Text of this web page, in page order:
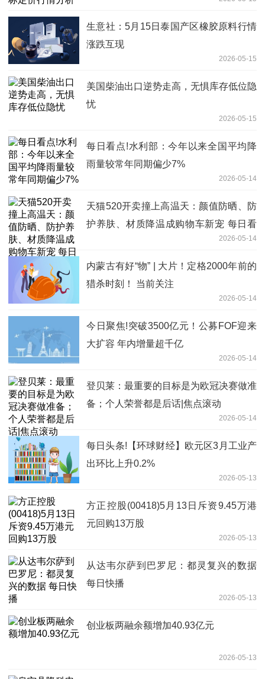
生意社：5月15日泰国产区橡胶原料行情
涨跌互现
2026-05-15
美国柴油出口逆势走高，无惧库存低位隐
忧
2026-05-15
每日看点!水利部：今年以来全国平均降
雨量较常年同期偏少7%
2026-05-14
天猫520开卖撞上高温天：颜值防晒、防
护养肤、材质降温成购物车新宠 每日看
2026-05-14
内蒙古有好“物” | 大片！定格2000年前的
猎杀时刻！ 当前关注
2026-05-14
今日聚焦!突破3500亿元！公募FOF迎来
大扩容 年内增量超千亿
2026-05-14
登贝莱：最重要的目标是为欧冠决赛做准
备；个人荣誉都是后话|焦点滚动
2026-05-14
每日头条!【环球财经】欧元区3月工业产
出环比上升0.2%
2026-05-13
方正控股(00418)5月13日斥资9.45万港
元回购13万股
2026-05-13
从达韦尔萨到巴罗尼：都灵复兴的数据
每日快播
2026-05-13
创业板两融余额增加40.93亿元
2026-05-13